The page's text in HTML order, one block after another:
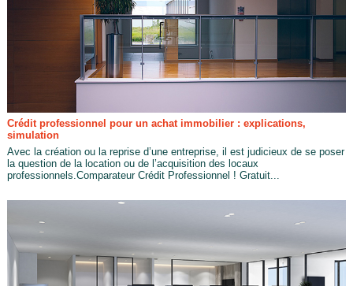
Crédit professionnel pour un achat immobilier : explications,
simulation
Avec la création ou la reprise d’une entreprise, il est judicieux de se poser
la question de la location ou de l’acquisition des locaux
professionnels.Comparateur Crédit Professionnel ! Gratuit...